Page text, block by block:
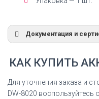
Документация и
КАК КУПИТЬ
Для уточнения заказа и
DW-8020 воспользуйтесь